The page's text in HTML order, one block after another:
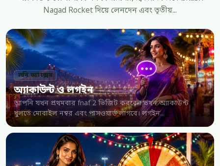
Nagad Rocket দিয়ে লেনদেন এবং তৃতীয়...
লবি অ্যাক্সেস
অ্যাকাউন্ট ও লগইন
আপনি যখন প্রথমবার fnaf 2 ভিজিট করবেন তখন অ্যাকাউন্ট
খুলতে মোবাইল নম্বর এবং পাসওয়ার্ড লাগবে। লগইন...